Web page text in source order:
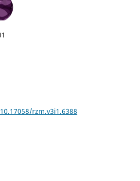
rzm.v3i1.6388